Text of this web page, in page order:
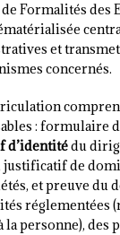
Formalités des
et
concernés.
: formulaire
d’identitédu
justificatif de
et preuve du
réglementées
personne), des